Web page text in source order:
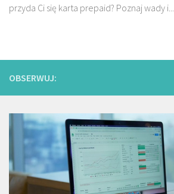
przyda Ci się karta prepaid? Poznaj wady i...
OBSERWUJ: